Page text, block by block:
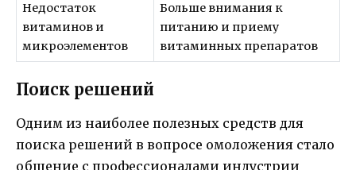
Недостаток
витаминов и
микроэлементов
Больше внимания к
питанию и приему
витаминных препаратов
Поиск решений
Одним из наиболее полезных средств для
поиска решений в вопросе омоложения стало
общение с профессионалами индустрии